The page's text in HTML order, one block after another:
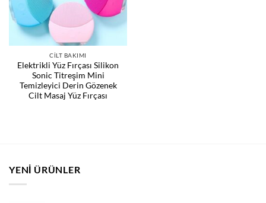
CILT BAKIMI
Elektrikli Yüz Fırçası Silikon
Sonic Titreşim Mini
Temizleyici Derin Gözenek
Cilt Masaj Yüz Fırçası
YENI ÜRÜNLER